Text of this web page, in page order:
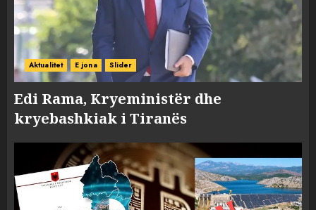
Aktualitet E jona Slider
Edi Rama, Kryeministër dhe
kryebashkiak i Tiranës